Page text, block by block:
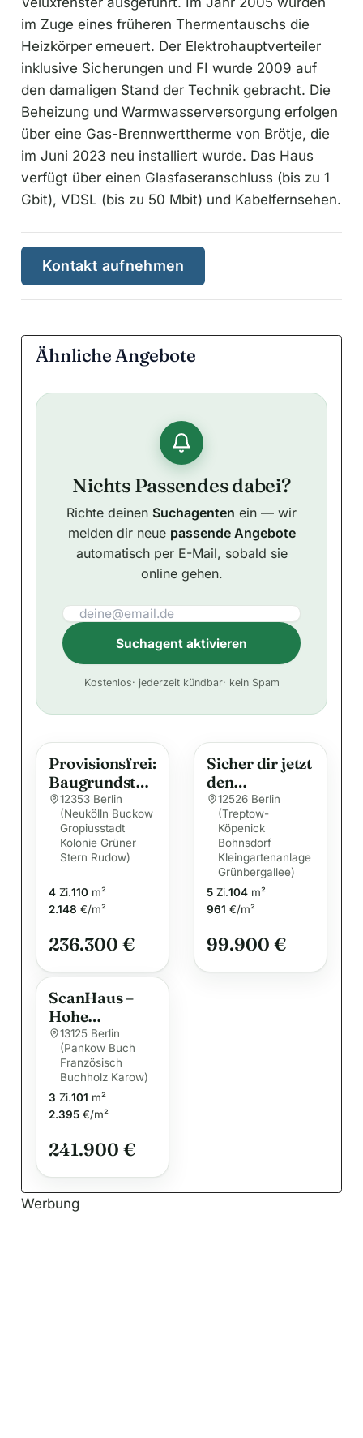
im Zuge eines früheren Thermentauschs die
Heizkörper erneuert. Der Elektrohauptverteiler
inklusive Sicherungen und FI wurde 2009 auf
den damaligen Stand der Technik gebracht. Die
Beheizung und Warmwasserversorgung erfolgen
über eine Gas-Brennwerttherme von Brötje, die
im Juni 2023 neu installiert wurde. Das Haus
verfügt über einen Glasfaseranschluss (bis zu 1
Gbit), VDSL (bis zu 50 Mbit) und Kabelfernsehen.
Kontakt aufnehmen
Ähnliche Angebote
Nichts Passendes dabei?
Richte deinen Suchagenten ein — wir
melden dir neue passende Angebote
automatisch per E-Mail, sobald sie
online gehen.
Suchagent aktivieren
t
Kostenlos· jederzeit kündbar· kein Spam
Provisionsfrei:
Baugrundstüc
k mit
Bestandsgebä
ude in Berlin-
Buckow
12353 Berlin
(Neukölln Buckow
Gropiusstadt
Kolonie Grüner
Stern Rudow)
4 Zi.110 m²
2.148 €/m²
236.300 €
Sicher dir jetzt
den
AktionspreisS
12526 Berlin
(Treptow-
Köpenick
Bohnsdorf
Kleingartenanlage
Grünbergallee)
5 Zi.104 m²
961 €/m²
99.900 €
ScanHaus –
Hohe
Drempelhöhe
für mehr Platz
– Kompakte
Wohnfläche
mit 101 m² –
11-1SH102D
13125 Berlin
(Pankow Buch
Französisch
Buchholz Karow)
3 Zi.101 m²
2.395 €/m²
241.900 €
Werbung